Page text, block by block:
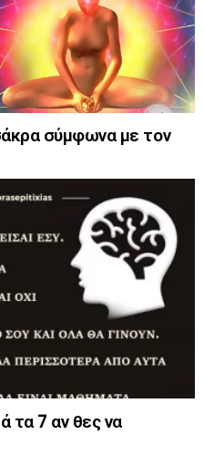
σύμφωνα με τον
τα 7 αν θες να